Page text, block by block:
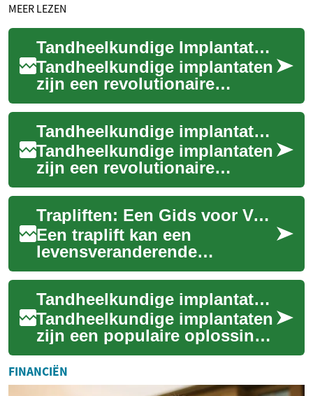
MEER LEZEN
Tandheelkundige Implantaten: Een Gids voor Senioren en Ouderen
Tandheelkundige implantaten
zijn een revolutionaire
oplossing voor het vervangen
van ontbrekende tanden,
vooral voor ...
Tandheelkundige implantaten voor ouderen: Een complete gids
Tandheelkundige implantaten
zijn een revolutionaire
oplossing voor het vervangen
van ontbrekende tanden,
vooral voor ...
Trapliften: Een Gids voor Verbeterde Mobiliteit Thuis voor Ouderen en Senioren
Een traplift kan een
levensveranderende
oplossing zijn voor ouderen
en senioren die moeite
hebben met traplopen in hu...
Tandheelkundige implantaten voor ouderen: Een gids voor senioren
Tandheelkundige implantaten
zijn een populaire oplossing
voor het vervangen van
ontbrekende tanden, vooral
bij oudere...
FINANCIËN